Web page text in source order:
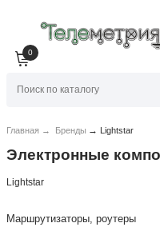
0
Главная → Бренды → Lightstar
Электронные
Lightstar
Маршрутизаторы, роутеры